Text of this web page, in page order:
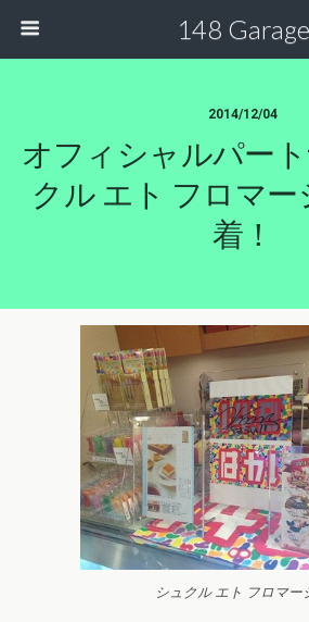
148 Garage
2014/12/04
オフィシャルパー
クル エト フロマー
着！
シュクル エト フロマー